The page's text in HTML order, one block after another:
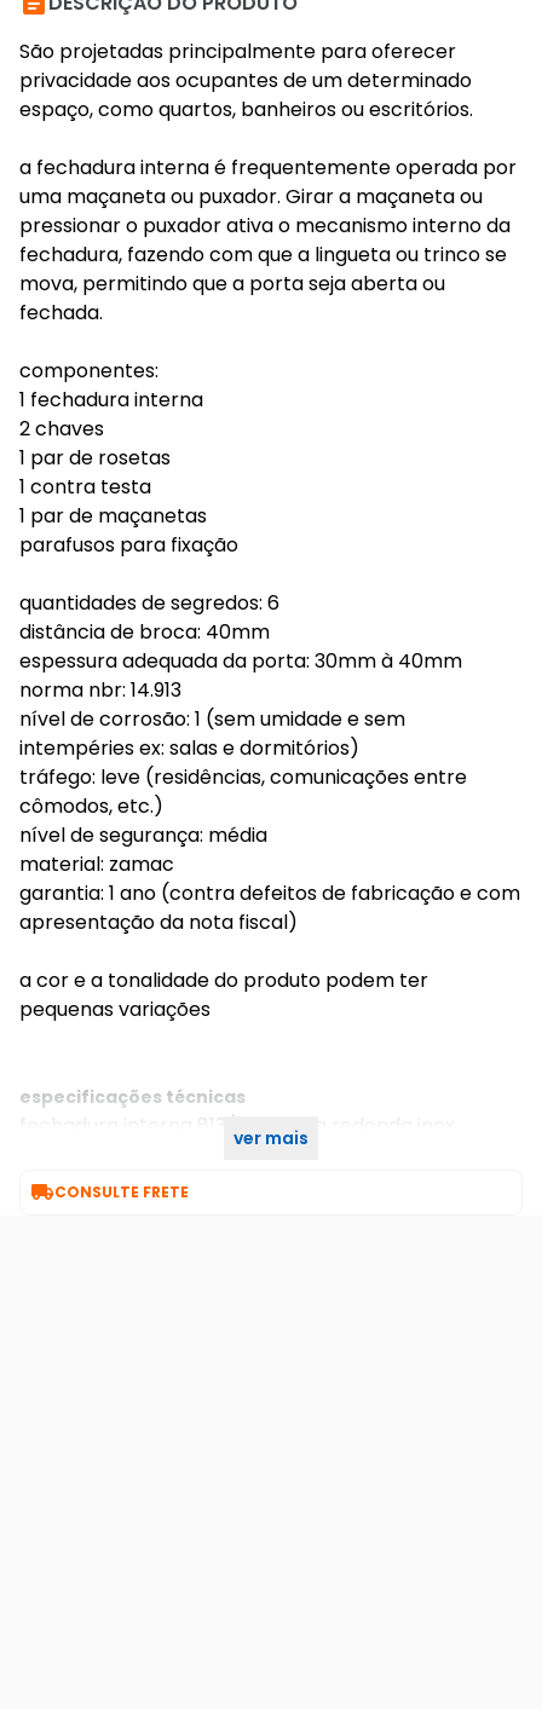
São projetadas principalmente para oferecer
privacidade aos ocupantes de um determinado
espaço, como quartos, banheiros ou escritórios.
a fechadura interna é frequentemente operada por
uma maçaneta ou puxador. Girar a maçaneta ou
pressionar o puxador ativa o mecanismo interno da
fechadura, fazendo com que a lingueta ou trinco se
mova, permitindo que a porta seja aberta ou
fechada.
componentes:
1 fechadura interna
2 chaves
1 par de rosetas
1 contra testa
1 par de maçanetas
parafusos para fixação
quantidades de segredos: 6
distância de broca: 40mm
espessura adequada da porta: 30mm à 40mm
norma nbr: 14.913
nível de corrosão: 1 (sem umidade e sem
intempéries ex: salas e dormitórios)
tráfego: leve (residências, comunicações entre
cômodos, etc.)
nível de segurança: média
material: zamac
garantia: 1 ano (contra defeitos de fabricação e com
apresentação da nota fiscal)
a cor e a tonalidade do produto podem ter
pequenas variações
especificações técnicas
fechadura interna 813/37 roseta redonda inox
ver mais
CONSULTE FRETE